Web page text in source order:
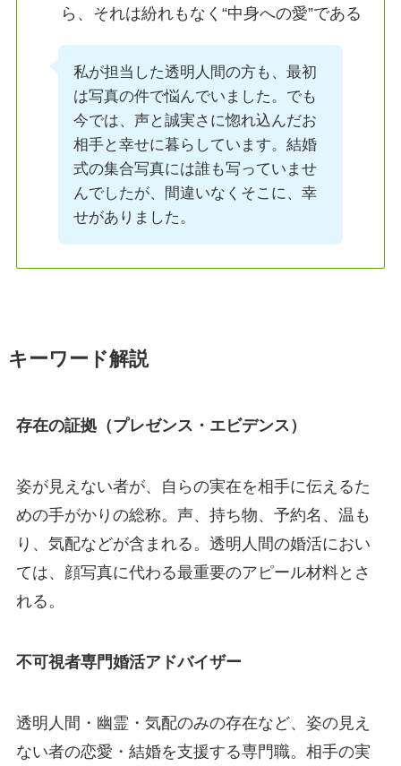
ら、それは紛れもなく“中身への愛”である
私が担当した透明人間の方も、最初
は写真の件で悩んでいました。でも
今では、声と誠実さに惚れ込んだお
相手と幸せに暮らしています。結婚
式の集合写真には誰も写っていませ
んでしたが、間違いなくそこに、幸
せがありました。
キーワード解説
存在の証拠（プレゼンス・エビデンス）
姿が見えない者が、自らの実在を相手に伝えるた
めの手がかりの総称。声、持ち物、予約名、温も
り、気配などが含まれる。透明人間の婚活におい
ては、顔写真に代わる最重要のアピール材料とさ
れる。
不可視者専門婚活アドバイザー
透明人間・幽霊・気配のみの存在など、姿の見え
ない者の恋愛・結婚を支援する専門職。相手の実